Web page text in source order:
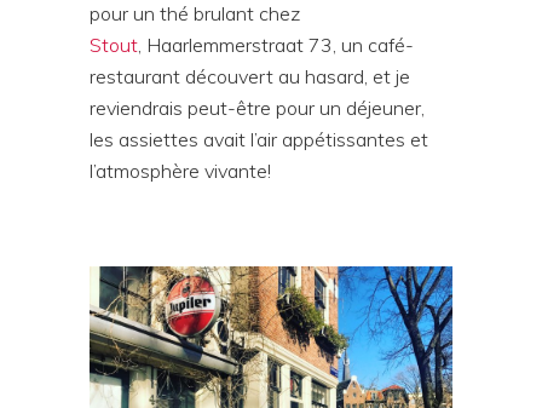
pour un thé brulant chez
Stout, Haarlemmerstraat 73, un café-
restaurant découvert au hasard, et je
reviendrais peut-être pour un déjeuner,
les assiettes avait l’air appétissantes et
l’atmosphère vivante!